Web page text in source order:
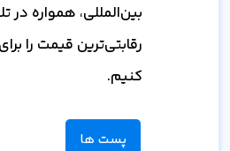
بین‌المللی، همواره در
رقابتی‌ترین قیمت را
کنیم.
پست ها